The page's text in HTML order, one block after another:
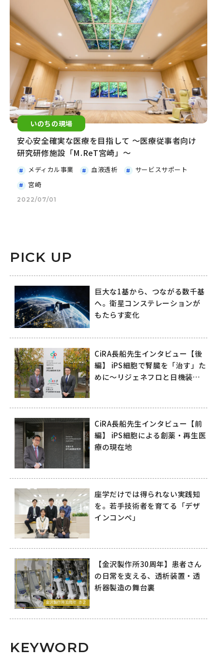
いのちの現場
安心安全確実な医療を目指して 〜医療従事者向け
研究研修施設「M.ReT宮崎」～
メディカル事業 血液透析
サービスサポート
宮崎
2022/07/01
PICK UP
巨大な1基から、つながる数千基
へ。衛星コンステレーションが
もたらす変化
CiRA長船先生インタビュー【後
編】 iPS細胞で腎臓を「治す」た
めに～リジェネフロと日機装が
CiRA長船先生インタビュー【前
編】 iPS細胞による創薬・再生医
療の現在地
座学だけでは得られない実践知
を。若手技術者を育てる「デザ
インコンペ」
【金沢製作所30周年】患者さん
の日常を支える、透析装置・透
析器製造の舞台裏
KEYWORD